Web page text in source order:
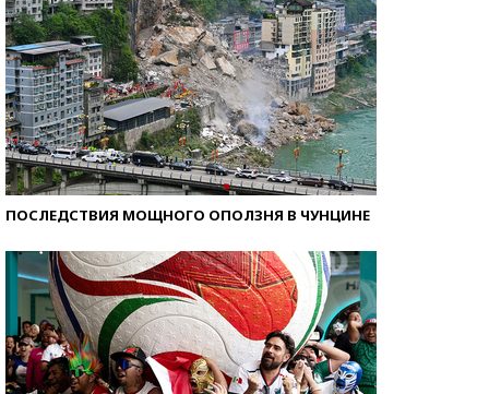
ПОСЛЕДСТВИЯ МОЩНОГО ОПОЛЗНЯ В ЧУНЦИНЕ